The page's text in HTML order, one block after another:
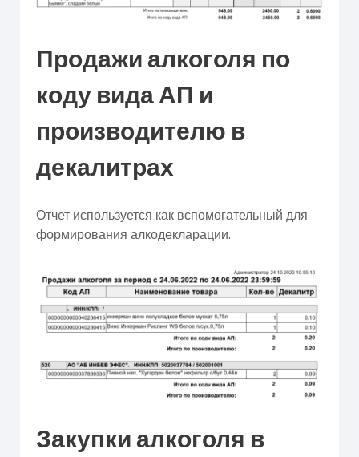
Продажи алкоголя по
коду вида АП и
производителю в
декалитрах
Отчет используется как вспомогательный для
формирования алкодекларации.
Закупки алкоголя в